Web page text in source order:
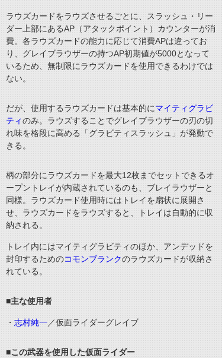
ラウズカードをラウズさせるごとに、スラッシュ・リー
ダー上部にあるAP （アタックポイント）カウンターが消
費。各ラウズカードの能力に応じて消費APは違ってお
り、グレイブラウザーの持つAP初期値が5000となって
いるため、無制限にラウズカードを使用できるわけでは
ない。
だが、使用するラウズカードは基本的にマイティグラビ
ティのみ。ラウズすることでグレイブラウザーの刃の切
れ味を格段に高める「グラビティスラッシュ」が発動で
きる。
柄の部分にラウズカードを最大12枚までセットできるオ
ープントレイが内蔵されているのも、ブレイラウザーと
同様。ラウズカード使用時にはトレイを扇状に展開さ
せ、ラウズカードをラウズすると、トレイは自動的に収
納される。
トレイ内にはマイティグラビティのほか、アンデッドを
封印するためのコモンブランクのラウズカードが収納さ
れている。
■主な使用者
・ 志村純一／仮面ライダーグレイブ
■この武器を使用した仮面ライダー